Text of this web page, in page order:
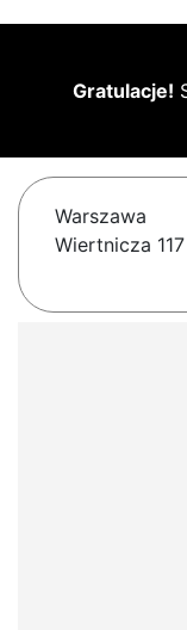
Gratulacje!
Warszawa
Wiertnicza 117